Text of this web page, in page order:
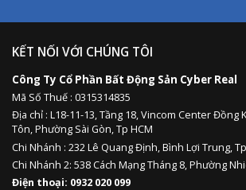
KẾT NỐI VỚI CHÚNG TÔI
Công Ty Cổ Phần Bất Động Sản Cyber Real
Mã Số Thuế : 0315314835
Địa chỉ : L18-11-13,Tầng 18, Vincom Center Đồng
Tôn, Phường Sài Gòn, Tp HCM
Chi Nhánh : 232 Lê Quang Định,Bình Lợi Trung,
Chi Nhánh 2: 538 Cách Mạng Tháng 8, Phường
Điện thoại: 0932 020 099